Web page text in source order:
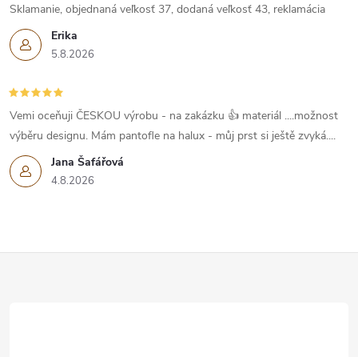
Erika
5.8.2026
Sklamanie, objednaná veľkosť 37, dodaná veľkosť 43, reklamácia
Jana Šafářová
4.8.2026
Vemi oceňuji ČESKOU výrobu - na zakázku 👍 materiál ....možnost
výběru designu. Mám pantofle na halux - můj prst si ještě zvyká....